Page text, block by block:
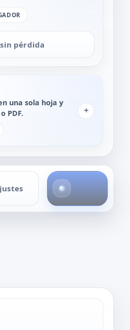
sin pérdida
una sola hoja y
PDF.
+